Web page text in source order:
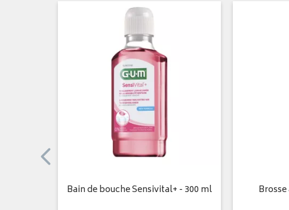
Bain de bouche Sensivital+ - 300 ml